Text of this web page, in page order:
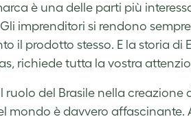
è una delle parti più
imprenditori si rendono
prodotto stesso. E la storia di
richiede tutta la vostra
ruolo del Brasile nella
mondo è davvero affascinante.